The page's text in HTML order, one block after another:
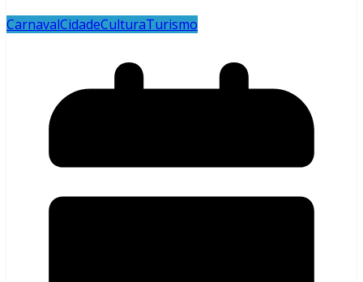
CarnavalCidadeCulturaTurismo